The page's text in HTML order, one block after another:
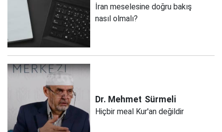
İran meselesine doğru bakış
nasıl olmalı?
Dr. Mehmet Sürmeli
Hiçbir meal Kur'an değildir